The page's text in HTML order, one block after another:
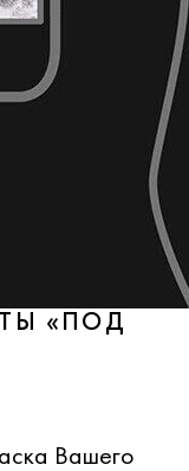
«ПОД
Вашего